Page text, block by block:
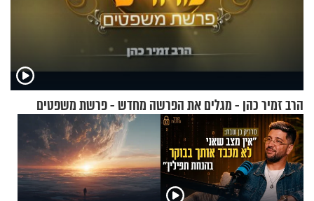
הרב זמיר כהן - מגלים את הפרשה מחדש - פרשת משפטים